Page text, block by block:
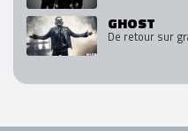
GHOST
De retour sur